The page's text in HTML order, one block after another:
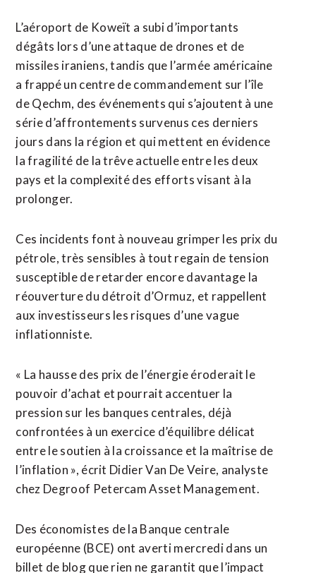
L’aéroport de Koweït a subi d’importants
‌dégâts lors d’une attaque de drones et de
missiles ‌iraniens, tandis que l’armée américaine
a frappé un centre de commandement sur l’île
de Qechm, des événements qui s’ajoutent à une
série d’affrontements survenus ces derniers
jours dans la région et qui mettent en évidence
la fragilité de la trêve actuelle entre les deux
pays et la complexité des efforts visant à la
prolonger.
Ces incidents font à nouveau grimper les prix du
pétrole, très sensibles à tout regain de tension
susceptible ​de retarder encore davantage la
réouverture du détroit d’Ormuz, et rappellent
aux investisseurs les risques d’une vague
inflationniste.
« La hausse des prix de l’énergie éroderait le
pouvoir d’achat et pourrait accentuer la
pression sur les banques centrales, déjà
confrontées à un exercice d’équilibre délicat
entre le soutien à la croissance et la maîtrise de
l’inflation », écrit Didier Van De Veire, analyste
chez Degroof Petercam Asset Management.
Des économistes de la Banque centrale
européenne (BCE) ont averti mercredi dans un
billet de blog que rien ne garantit que l’impact